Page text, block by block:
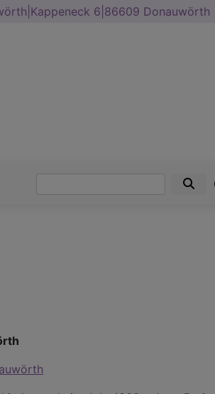
6|86609 Donauwörth